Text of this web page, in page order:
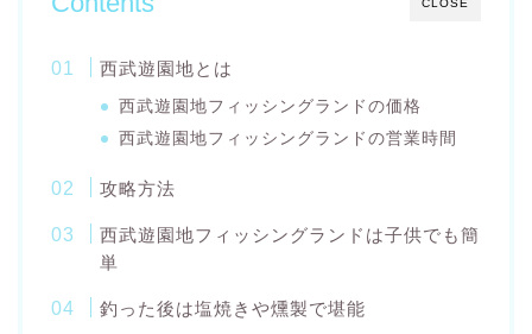
CLOSE
西武遊園地とは
西武遊園地フィッシングランドの価格
西武遊園地フィッシングランドの営業時間
攻略方法
西武遊園地フィッシングランドは子供でも簡
単
釣った後は塩焼きや燻製で堪能